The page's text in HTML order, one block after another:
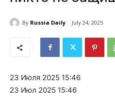
By Russia Daily July 24, 2025
23 Июля 2025 15:46
23 Июл 2025 15:46